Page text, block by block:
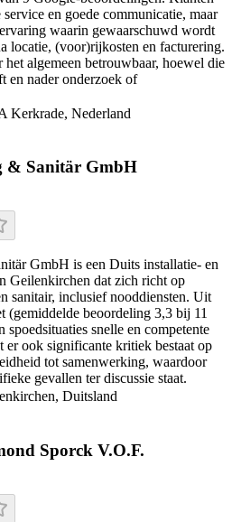
en goede communicatie, maar
waarin gewaarschuwd wordt
locatie, (voor)rijkosten en facturering.
algemeen betrouwbaar, hoewel die
en nader onderzoek of
Kerkrade, Nederland
& Sanitär GmbH
GmbH is een Duits installatie- en
Geilenkirchen dat zich richt op
sanitair, inclusief nooddiensten. Uit
(gemiddelde beoordeling 3,3 bij 11
snelle en competente
er ook significante kritiek bestaat op
tot samenwerking, waardoor
gevallen ter discussie staat.
Duitsland
Sporck V.O.F.